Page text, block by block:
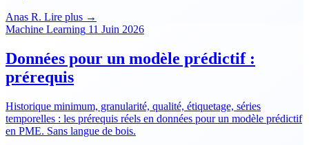
Anas R. Lire plus →
Machine Learning 11 Juin 2026
Données pour un modèle prédictif :
prérequis
Historique minimum, granularité, qualité, étiquetage, séries
temporelles : les prérequis réels en données pour un modèle prédictif
en PME. Sans langue de bois.